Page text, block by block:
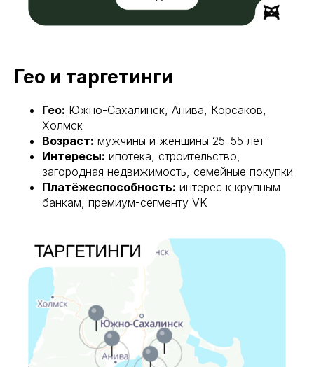
Гео и таргетинги
Гео: Южно-Сахалинск, Анива, Корсаков,
Холмск
Возраст: мужчины и женщины 25–55 лет
Интересы: ипотека, строительство,
загородная недвижимость, семейные покупки
Платёжеспособность: интерес к крупным
банкам, премиум-сегменту VK